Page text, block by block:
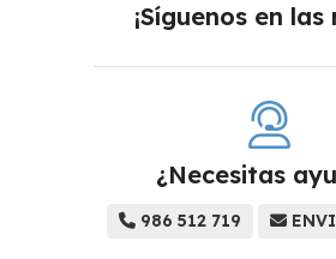
¡Síguenos en las
¿Necesitas
986 512 719